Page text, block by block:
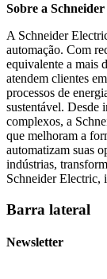
Sobre a
A Schneider
automação. Com
equivalente a mais
atendem clientes
processos de
sustentável. Desde
complexos, a
que melhoram a
automatizam suas
indústrias,
Schneider Electric,
Barra lateral
Newsletter